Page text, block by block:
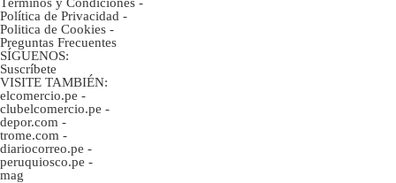
Política de Privacidad -
Politica de Cookies -
Preguntas Frecuentes
SÍGUENOS:
Suscríbete
VISITE TAMBIÉN:
elcomercio.pe -
clubelcomercio.pe -
depor.com -
trome.com -
diariocorreo.pe -
peruquiosco.pe -
mag